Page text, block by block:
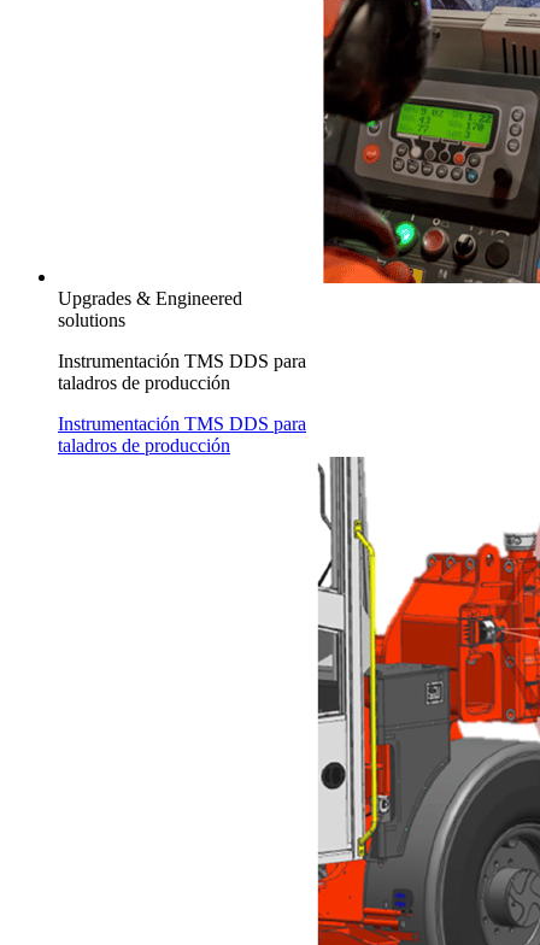
Upgrades & Engineered
solutions
Instrumentación TMS DDS para
taladros de producción
Instrumentación TMS DDS para
taladros de producción